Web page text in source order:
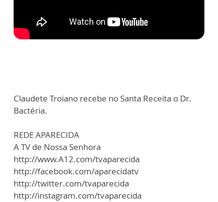
Claudete Troiano recebe no Santa Receita o Dr.
Bactéria.
REDE APARECIDA
A TV de Nossa Senhora
http://www.A12.com/tvaparecida
http://facebook.com/aparecidatv
http://twitter.com/tvaparecida
http://instagram.com/tvaparecida